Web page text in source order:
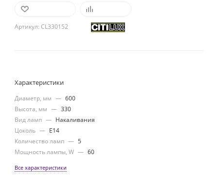
Артикул: CL330152
Характеристики
Диаметр, мм — 600
Высота, мм — 330
Вид ламп — Накаливания
Цоколь — E14
Количество ламп — 5
Мощность лампы, W — 60
Все характеристики